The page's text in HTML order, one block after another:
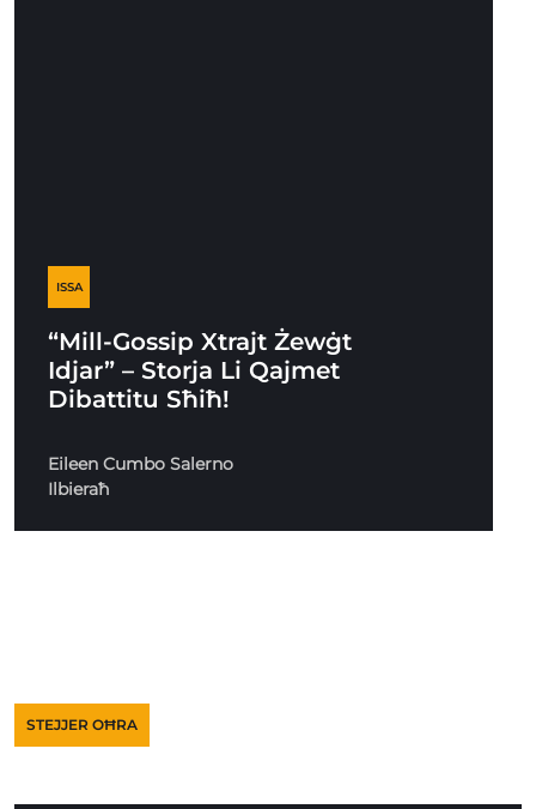
ISSA
“Mill-Gossip Xtrajt Żewġt
Idjar” – Storja Li Qajmet
Dibattitu Sħiħ!
Eileen Cumbo Salerno
Ilbieraħ
STEJJER OĦRA